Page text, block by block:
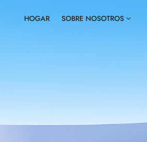
HOGAR SOBRE NOSOTROS